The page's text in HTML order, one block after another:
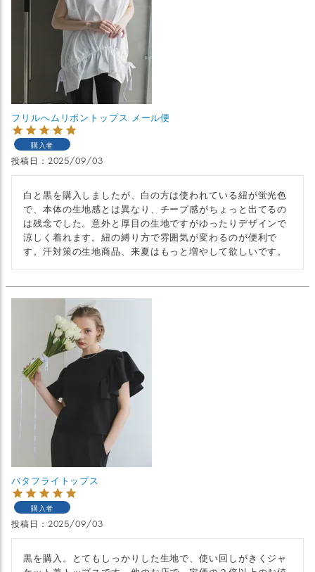
フリルへムリボントップス メール便
購入者
投稿日 2025/09/03
白と黒を購入しましたが、白の方は使われている紐が蛍光色
で、本体の生地感とは異なり、チープ感がちょっと出てるの
は残念でした。意外と厚目の生地ですがゆったりデザインで
涼しく着れます。紐の縛り方で雰囲気が変わるのが便利で
す。汗対策の生地商品、来夏はもっと増やして欲しいです。
バタフライトップス
購入者
投稿日 2025/09/03
黒を購入。とてもしっかりした生地で、使い回しがきくジャ